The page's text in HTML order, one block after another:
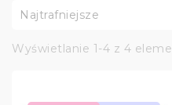
Najtrafniejsze
Wyświetlanie 1-4 z 4